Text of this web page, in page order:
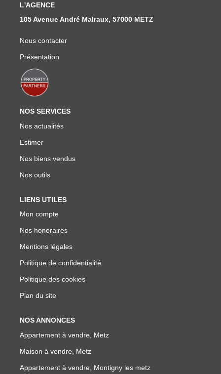
L'AGENCE
105 Avenue André Malraux, 57000 METZ
Nous contacter
Présentation
NOS SERVICES
Nos actualités
Estimer
Nos biens vendus
Nos outils
LIENS UTILES
Mon compte
Nos honoraires
Mentions légales
Politique de confidentialité
Politique des cookies
Plan du site
NOS ANNONCES
Appartement à vendre, Metz
Maison à vendre, Metz
Appartement à vendre, Montigny les metz